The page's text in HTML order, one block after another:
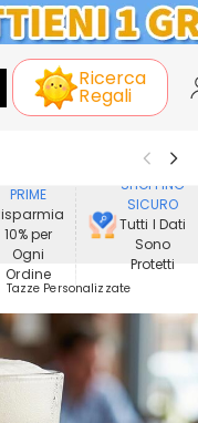
RATE SENZA
Ricerca
Regali
Nuovi
PRIME
10% per
Ogni
Ordine
SHOPPING
SICURO
Tutti I Dati
Sono
Protetti
Tazze Personalizzate